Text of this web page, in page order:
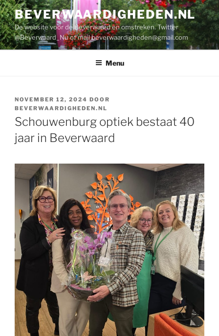
Ga
naar
de
inhoud
BEVERWAARDIGHEDEN.NL
De website voor de Beverwaard en omstreken. Twitter
@Beverwaard_Nu of mailbeverwaardigheden@gmail.com
Menu
GEPLAATST
OP
NOVEMBER 12, 2024 DOOR
BEVERWAARDIGHEDEN.NL
Schouwenburg optiek bestaat 40
jaar in Beverwaard